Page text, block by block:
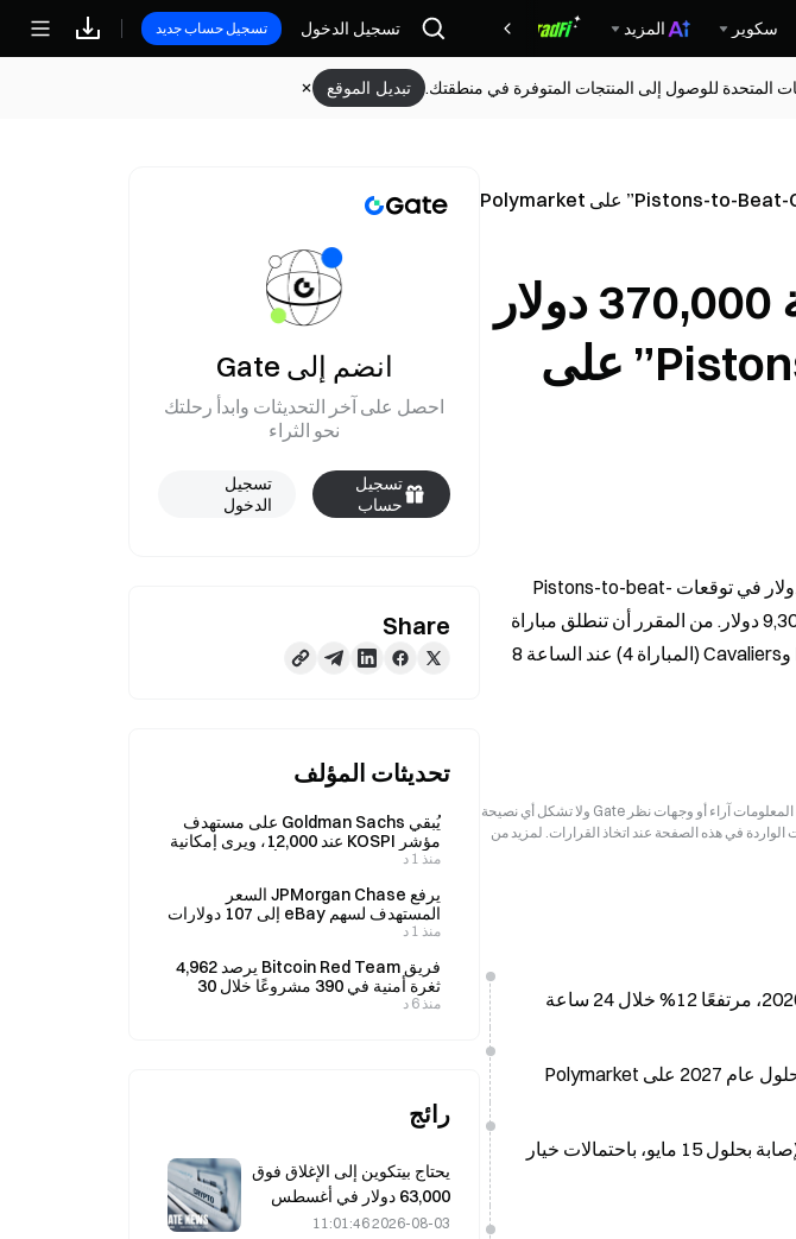
سكوير المزيد مكافآت
تسجيل الدخول تسجيل حساب جديد
المتحدة للوصول إلى المنتجات المتوفرة في منطقتك. تبديل الموقع
حساب بنسبة فوز 35% اشترى بقيمة 370,000 دولار
في توقعات “Pistons-to-Beat-Cavaliers” على
وفقاً لـ Odaily Seer، في 11 مايو، اشترى حساب بنسبة فوز 35% صفقات بقيمة 370,000 دولار في توقعات Pistons-to-beat-
إخلاء المسؤولية: قد تكون المعلومات الواردة في هذه الصفحة مستمدة من مصادر خارجية وهي للمرجعية فقط. لا تمثل هذه المعلومات آراء أو وجهات نظر Gate ولا تشكل أي نصيحة
الواردة في هذه الصفحة عند اتخاذ القرارات. لمزيد من
تطلق Polymarket سوقًا للتنبؤ بانتشار فيروس هانتا في الولايات المتحدة على حالات الإصابة بحلول 15 مايو، باحتمالات خيار
انضم إلى Gate
احصل على آخر التحديثات وابدأ رحلتك
نحو الثراء
تسجيل
حساب
تسجيل
الدخول
Share
تحديثات المؤلف
يُبقي Goldman Sachs على مستهدف
مؤشر KOSPI عند 12,000، ويرى إمكانية
ارتفاع بنسبة 92% في 4 أغسطس.
منذ 1 د
يرفع JPMorgan Chase السعر
المستهدف لسهم eBay إلى 107 دولارات
في 6 أغسطس
منذ 1 د
فريق Bitcoin Red Team يرصد 4,962
ثغرة أمنية في 390 مشروعًا خلال 30
ساعة
منذ 6 د
رائج
يحتاج بيتكوين إلى الإغلاق فوق
63,000 دولار في أغسطس
لتأكيد قاع السوق الهابطة، وفقًا
2026-08-03 11:01:46